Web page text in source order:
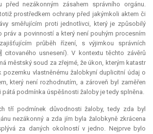
před nezákonným zásahem správního orgánu.
prostředkem ochrany před jakýmkoli aktem či
směřujícím proti jednotlivci, který je způsobilý
práv a povinností a který není pouhým procesním
průběh řízení, s výjimkou správních
citovaného usnesení). V kontextu těchto závěrů
městský soud za zřejmé, že úkon, kterým katastr
pozemku vlastněnému žalobkyní duplicitní údaj o
který není rozhodnutím, a zároveň byl zaměřen
pátá podmínka úspěšnosti žaloby je tedy splněna.
tří podmínek důvodnosti žaloby, tedy zda byl
nezákonný a zda jím byla žalobkyně zkrácena
za daných okolností v jedno. Nejprve bylo